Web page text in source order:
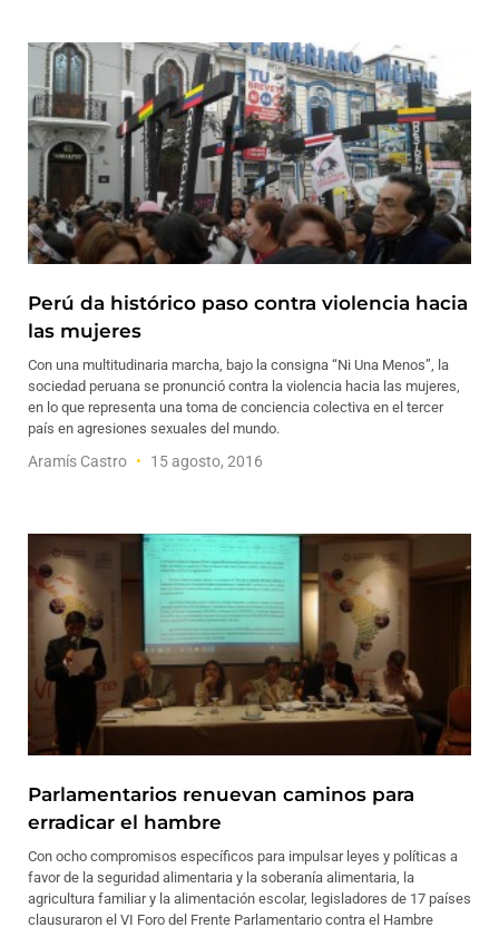
Perú da histórico paso contra violencia hacia
las mujeres
Con una multitudinaria marcha, bajo la consigna “Ni Una Menos”, la
sociedad peruana se pronunció contra la violencia hacia las mujeres,
en lo que representa una toma de conciencia colectiva en el tercer
país en agresiones sexuales del mundo.
Aramís Castro 15 agosto, 2016
Parlamentarios renuevan caminos para
erradicar el hambre
Con ocho compromisos específicos para impulsar leyes y políticas a
favor de la seguridad alimentaria y la soberanía alimentaria, la
agricultura familiar y la alimentación escolar, legisladores de 17 países
clausuraron el VI Foro del Frente Parlamentario contra el Hambre